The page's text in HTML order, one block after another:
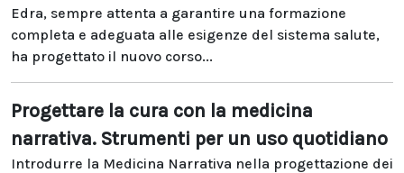
Edra, sempre attenta a garantire una formazione
completa e adeguata alle esigenze del sistema salute,
ha progettato il nuovo corso...
Progettare la cura con la medicina
narrativa. Strumenti per un uso quotidiano
Introdurre la Medicina Narrativa nella progettazione dei